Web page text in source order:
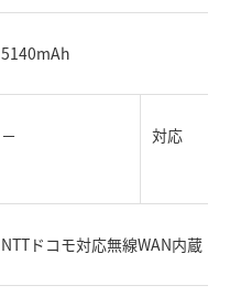
5140mAh
－ 対応
NTTドコモ対応無線WAN内蔵